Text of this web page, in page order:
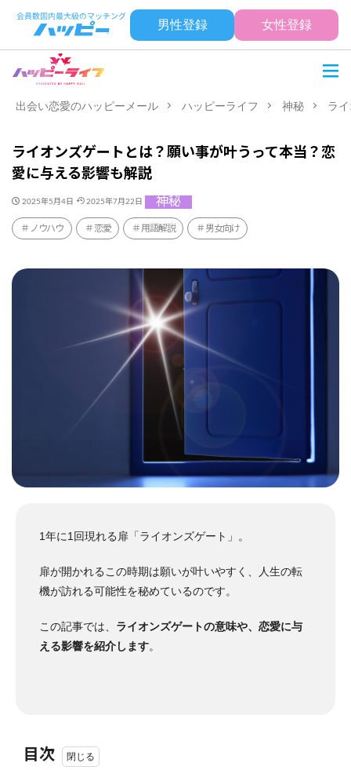
男性登録 女性登録
出会い恋愛のハッピーメール ハッピーライフ 神秘 ラ
ライオンズゲートとは？願い事が叶うって本当？恋
愛に与える影響も解説
2025年5月4日 2025年7月22日 神秘
ノウハウ 恋愛 用語解説 男女向け
1年に1回現れる扉「ライオンズゲート」。
扉が開かれるこの時期は願いが叶いやすく、人生の転
機が訪れる可能性を秘めているのです。
この記事では、 ライオンズゲートの意味や、恋愛に与
える影響を紹介します。
目次